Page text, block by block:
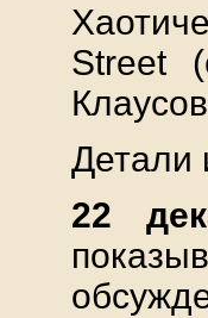
Street
Детали
22